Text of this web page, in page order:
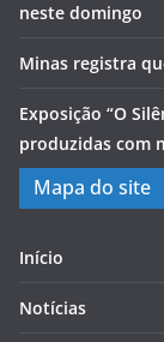
neste domingo
Minas registra
Exposição “O
produzidas com
Mapa do site
Início
Notícias